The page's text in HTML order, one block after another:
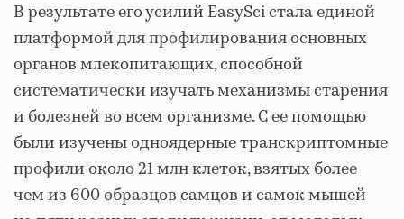
В результате его усилий EasySci стала единой
платформой для профилирования основных
органов млекопитающих, способной
систематически изучать механизмы старения
и болезней во всем организме. С ее помощью
были изучены одноядерные транскриптомные
профили около 21 млн клеток, взятых более
чем из 600 образцов самцов и самок мышей